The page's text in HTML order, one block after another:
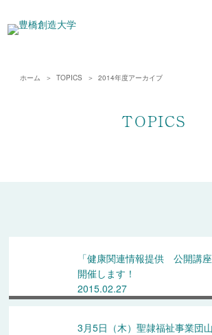
ホーム TOPICS 2014年度アーカイブ
TOPICS
「健康関連情報提供 公開講
開催します！
2015.02.27
3月5日（木）聖隷福祉事業団